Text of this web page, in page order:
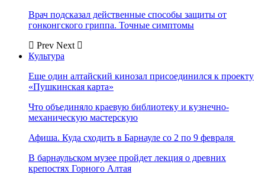
Врач подсказал действенные способы защиты от
гонконгского гриппа. Точные симптомы
Prev Next
Культура
Еще один алтайский кинозал присоединился к проекту
«Пушкинская карта»
Что объединяло краевую библиотеку и кузнечно-
механическую мастерскую
Афиша. Куда сходить в Барнауле со 2 по 9 февраля
В барнаульском музее пройдет лекция о древних
крепостях Горного Алтая